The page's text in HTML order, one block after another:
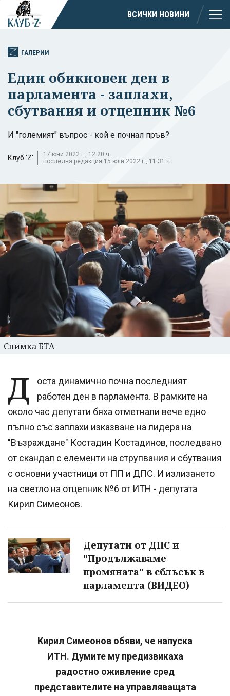
ВСИЧКИ НОВИНИ
ГАЛЕРИИ
Един обикновен ден в
парламента - заплахи,
сбутвания и отцепник №6
И "големият" въпрос - кой е почнал пръв?
Клуб 'Z'
17 юни 2022 г., 12:20 ч.
последна редакция 15 юли 2022 г., 11:31 ч.
Снимка БТА
Д
оста динамично почна последният
работен ден в парламента. В рамките на
около час депутати бяха отметнали вече едно
пълно със заплахи изказване на лидера на
"Възраждане" Костадин Костадинов, последвано
от скандал с елементи на струпвания и сбутвания
с основни участници от ПП и ДПС. И излизането
на светло на отцепник №6 от ИТН - депутата
Кирил Симеонов.
Депутати от ДПС и
"Продължаваме
промяната" в сблъсък в
парламента (ВИДЕО)
Кирил Симеонов обяви, че напуска
ИТН. Думите му предизвикаха
радостно оживление сред
представителите на управляващата